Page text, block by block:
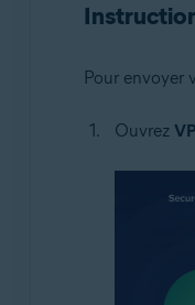
Google
Pour envoyer
Ouvrez